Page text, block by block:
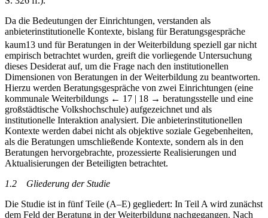
Da die Bedeutungen der Einrichtungen, verstanden als
anbieterinstitutionelle Kontexte, bislang für Beratungsgespräche
kaum13 und für Beratungen in der Weiterbildung speziell gar nicht
empirisch betrachtet wurden, greift die vorliegende Untersuchung
dieses Desiderat auf, um die Frage nach den institutionellen
Dimensionen von Beratungen in der Weiterbildung zu beantworten.
Hierzu werden Beratungsgespräche von zwei Einrichtungen (eine
kommunale Weiterbildungs ← 17 | 18 → beratungsstelle und eine
großstädtische Volkshochschule) aufgezeichnet und als
institutionelle Interaktion analysiert. Die anbieterinstitutionellen
Kontexte werden dabei nicht als objektive soziale Gegebenheiten,
als die Beratungen umschließende Kontexte, sondern als in den
Beratungen hervorgebrachte, prozessierte Realisierungen und
Aktualisierungen der Beteiligten betrachtet.
1.2
Gliederung der Studie
Die Studie ist in fünf Teile (A–E) gegliedert: In Teil A wird zunächst
dem Feld der Beratung in der Weiterbildung nachgegangen. Nach